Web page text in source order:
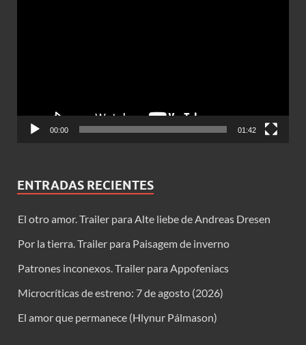
00:00 01:42
ENTRADAS RECIENTES
El otro amor. Trailer para Alte liebe de Andreas Dresen
Por la tierra. Trailer para Paisagem de inverno
Patrones inconexos. Trailer para Appofeniacs
Microcríticas de estreno: 7 de agosto (2026)
El amor que permanece (Hlynur Pálmason)